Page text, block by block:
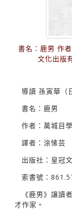
書名：鹿男 作
文化出版
導讀 孫寅華（
書名：鹿男
作者：萬城目學
譯者：涂愫芸
出版社：皇冠
索書號：
《鹿男》讓讀
才作家。